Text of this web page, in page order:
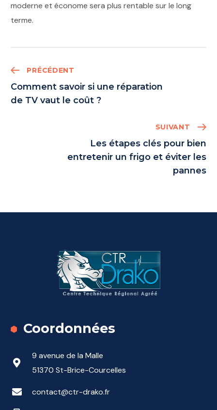
moderne et économe sera plus rentable sur le long
terme.
PRÉCÉDENT
Comment savoir si une réparation
de TV vaut le coût ?
SUIVANT
Les étapes clés pour bien
entretenir un frigo et éviter les
pannes
Coordonnées
9 avenue de la Malle
51370 St-Brice-Courcelles
contact@ctr-drako.fr